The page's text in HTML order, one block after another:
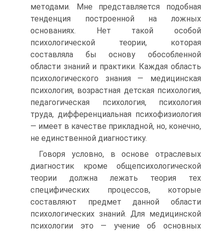
методами. Мне представляется подобная
тенденция построенной на ложных
основаниях. Нет такой особой
психологической теории, которая
составляла бы основу обособленной
области знаний и практики. Каждая область
психологического знания — медицинская
психология, возрастная детская психология,
педагогическая психология, психология
труда, дифференциальная психофизиология
— имеет в качестве прикладной, но, конечно,
не единственной диагностику.
Говоря условно, в основе отраслевых
диагностик кроме общепсихологической
теории должна лежать теория тех
специфических процессов, которые
составляют предмет данной области
психологических знаний. Для медицинской
психологии это — учение об основных